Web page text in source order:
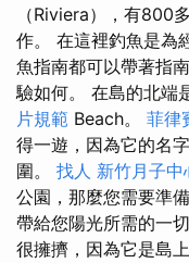
（Riviera），有800
作。 在這裡釣魚是為
魚指南都可以帶著指
驗如何。 在島的北端
片規範 Beach。 菲律
得一遊，因為它的名
圍。 找人 新竹月子中
公園，那麼您需要準
帶給您陽光所需的一切
很擁擠，因為它是島